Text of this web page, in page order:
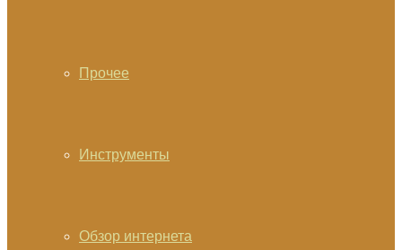
Прочее
Инструменты
Обзор интернета